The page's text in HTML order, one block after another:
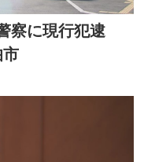
察に現行犯逮